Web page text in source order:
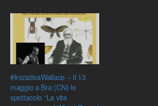
#IniziativaWallace – Il 13
maggio a Bra (CN) lo
spettacolo “La vita